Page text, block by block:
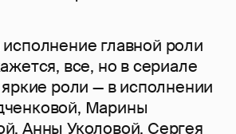
главной роли
все, но в сериале
яркие роли — в исполнении
Марины
Анны Уколовой, Сергея